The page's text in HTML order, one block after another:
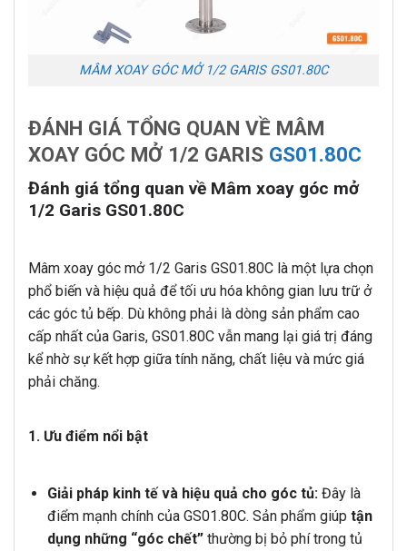
MÂM XOAY GÓC MỞ 1/2 GARIS GS01.80C
ĐÁNH GIÁ TỔNG QUAN VỀ MÂM
XOAY GÓC MỞ 1/2 GARIS GS01.80C
Đánh giá tổng quan về Mâm xoay góc mở
1/2 Garis GS01.80C
Mâm xoay góc mở 1/2 Garis GS01.80C là một lựa chọn
phổ biến và hiệu quả để tối ưu hóa không gian lưu trữ ở
các góc tủ bếp. Dù không phải là dòng sản phẩm cao
cấp nhất của Garis, GS01.80C vẫn mang lại giá trị đáng
kể nhờ sự kết hợp giữa tính năng, chất liệu và mức giá
phải chăng.
1. Ưu điểm nổi bật
Giải pháp kinh tế và hiệu quả cho góc tủ:Đây là
điểm mạnh chính của GS01.80C. Sản phẩm giúp tận
dụng những “góc chết”thường bị bỏ phí trong tủ